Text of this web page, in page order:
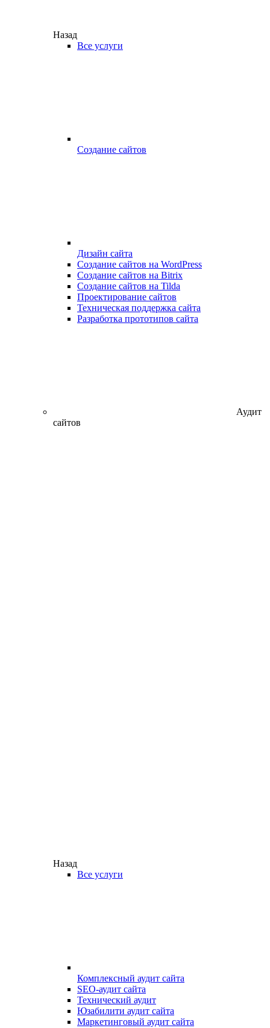
Назад
Все услуги
Создание сайтов
Дизайн сайта
Создание сайтов на WordPress
Создание сайтов на Bitrix
Создание сайтов на Tilda
Проектирование сайтов
Техническая поддержка сайта
Разработка прототипов сайта
Аудит
сайтов
Назад
Все услуги
Комплексный аудит сайта
SEO-аудит сайта
Технический аудит
Юзабилити аудит сайта
Маркетинговый аудит сайта